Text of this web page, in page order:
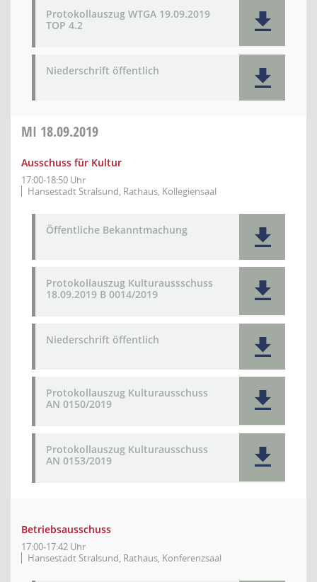
Protokollauszug WTGA 19.09.2019
TOP 4.2
Niederschrift öffentlich
MI 18.09.2019
Ausschuss für Kultur
17:00-18:50 Uhr
Hansestadt Stralsund, Rathaus, Kollegiensaal
Öffentliche Bekanntmachung
Protokollauszug Kulturaussschuss
18.09.2019 B 0014/2019
Niederschrift öffentlich
Protokollauszug Kulturausschuss
AN 0150/2019
Protokollauszug Kulturausschuss
AN 0153/2019
Betriebsausschuss
17:00-17:42 Uhr
Hansestadt Stralsund, Rathaus, Konferenzsaal